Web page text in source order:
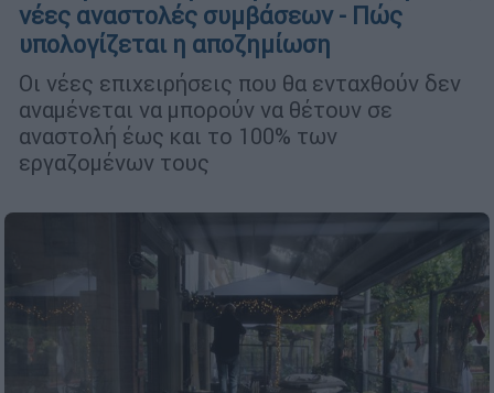
νέες αναστολές συμβάσεων - Πώς
υπολογίζεται η αποζημίωση
Οι νέες επιχειρήσεις που θα ενταχθούν δεν
αναμένεται να μπορούν να θέτουν σε
αναστολή έως και το 100% των
εργαζομένων τους